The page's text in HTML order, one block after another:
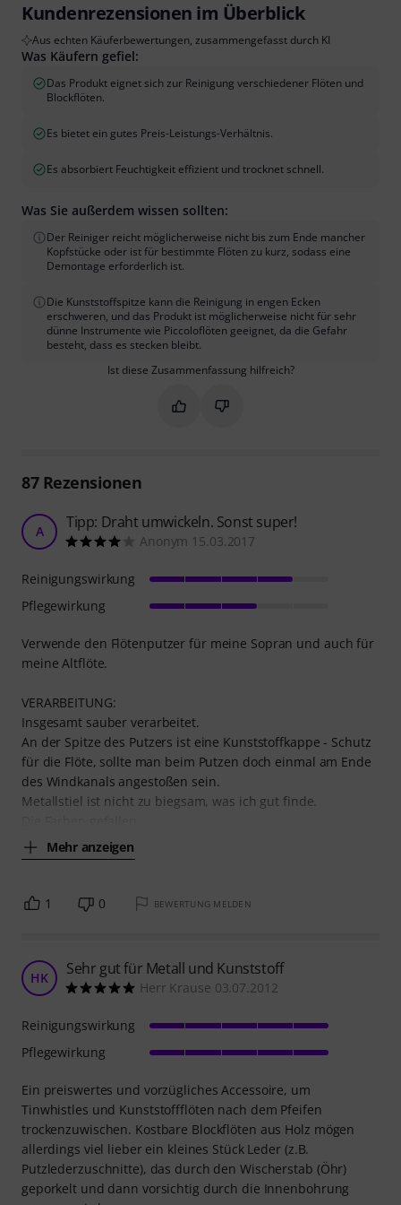
Kundenrezensionen im Überblick
Aus echten Käuferbewertungen, zusammengefasst durch KI
Was Käufern gefiel:
Das Produkt eignet sich zur Reinigung verschiedener Flöten und
Blockflöten.
Es bietet ein gutes Preis-Leistungs-Verhältnis.
Es absorbiert Feuchtigkeit effizient und trocknet schnell.
Was Sie außerdem wissen sollten:
Der Reiniger reicht möglicherweise nicht bis zum Ende mancher
Kopfstücke oder ist für bestimmte Flöten zu kurz, sodass eine
Demontage erforderlich ist.
Die Kunststoffspitze kann die Reinigung in engen Ecken
erschweren, und das Produkt ist möglicherweise nicht für sehr
dünne Instrumente wie Piccoloflöten geeignet, da die Gefahr
besteht, dass es stecken bleibt.
Ist diese Zusammenfassung hilfreich?
Markieren Sie diese
Markieren Sie diese
87Rezensionen
A Tipp: Draht umwickeln. Sonst super!
Anonym 15.03.2017
Verwende den Flötenputzer für meine Sopran und auch für
meine Altflöte.
VERARBEITUNG:
Insgesamt sauber verarbeitet.
An der Spitze des Putzers ist eine Kunststoffkappe - Schutz
für die Flöte, sollte man beim Putzen doch einmal am Ende
des Windkanals angestoßen sein.
Metallstiel ist nicht zu biegsam, was ich gut finde.
Mehr anzeigen
Reinigungswirkung
Pflegewirkung
1 0 BEWERTUNG MELDEN
HK Sehr gut für Metall und Kunststoff
Herr Krause 03.07.2012
Ein preiswertes und vorzügliches Accessoire, um
Tinwhistles und Kunststoffflöten nach dem Pfeifen
trockenzuwischen. Kostbare Blockflöten aus Holz mögen
allerdings viel lieber ein kleines Stück Leder (z.B.
Putzlederzuschnitte), das durch den Wischerstab (Öhr)
geporkelt und dann vorsichtig durch die Innenbohrung
Reinigungswirkung
Pflegewirkung